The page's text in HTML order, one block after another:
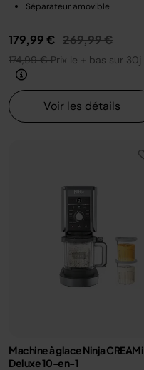
Séparateur amovible
179,99 € Prix réduit de
269,99 €au
174,99 €Prix le + bas sur 30j
Voir les détails
Machine à glace Ninja CREAMi
Deluxe 10-en-1